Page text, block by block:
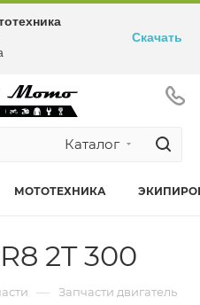
Каталог
МОТОТЕХНИКА
2T 300
— Запчасти двигатель
Скачать